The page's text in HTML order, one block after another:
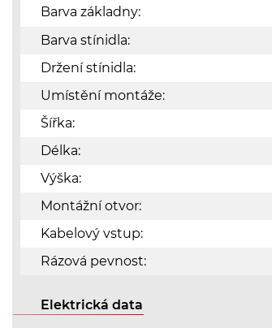
Barva základny:
Barva stínidla:
Držení stínidla:
Umístění montáže:
Šířka:
Délka:
Výška:
Montážní otvor:
Kabelový vstup:
Rázová pevnost:
Elektrická data